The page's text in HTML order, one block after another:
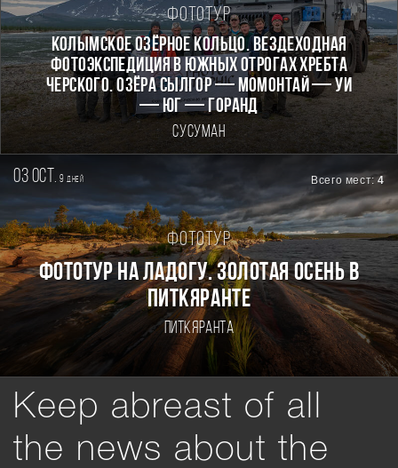
Фототур
КОЛЫМСКОЕ ОЗЁРНОЕ КОЛЬЦО. Вездеходная
фотоэкспедиция в южных отрогах хребта
Черского. Озёра Сылгор — Момонтай — Уи
— Юг — Горанд
Сусуман
03 oct. 9дней Всего мест:4
Фототур
Фототур на Ладогу. Золотая осень в
Питкяранте
Питкяранта
Keep abreast of all
the news about the